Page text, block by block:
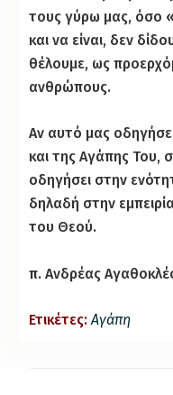
τους γύρω μας, όσο
και να είναι, δεν
θέλουμε, ως
ανθρώπους.
Αν αυτό μας
και της Αγάπης Του,
οδηγήσει στην
δηλαδή στην
του Θεού.
π. Ανδρέας
Ετικέτες: Αγάπη